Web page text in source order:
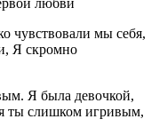
чувствовали мы себя,
Я скромно
Я была девочкой,
ты слишком игривым,